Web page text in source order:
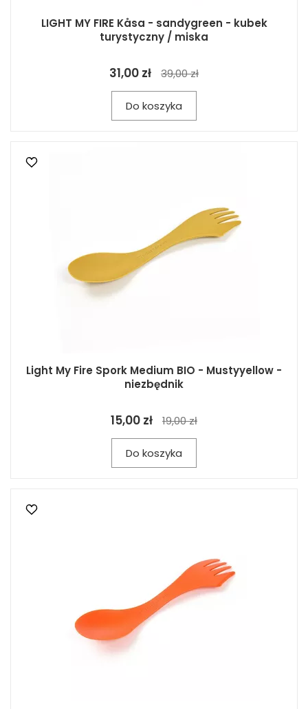
LIGHT MY FIRE Kåsa - sandygreen - kubek
turystyczny / miska
31,00 zł 39,00 zł
Do koszyka
Light My Fire Spork Medium BIO - Mustyyellow -
niezbędnik
15,00 zł 19,00 zł
Do koszyka